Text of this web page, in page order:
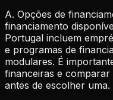
A. Opções de
financiamento
Portugal incluem
e programas de
modulares. É
financeiras e
antes de escolher uma.